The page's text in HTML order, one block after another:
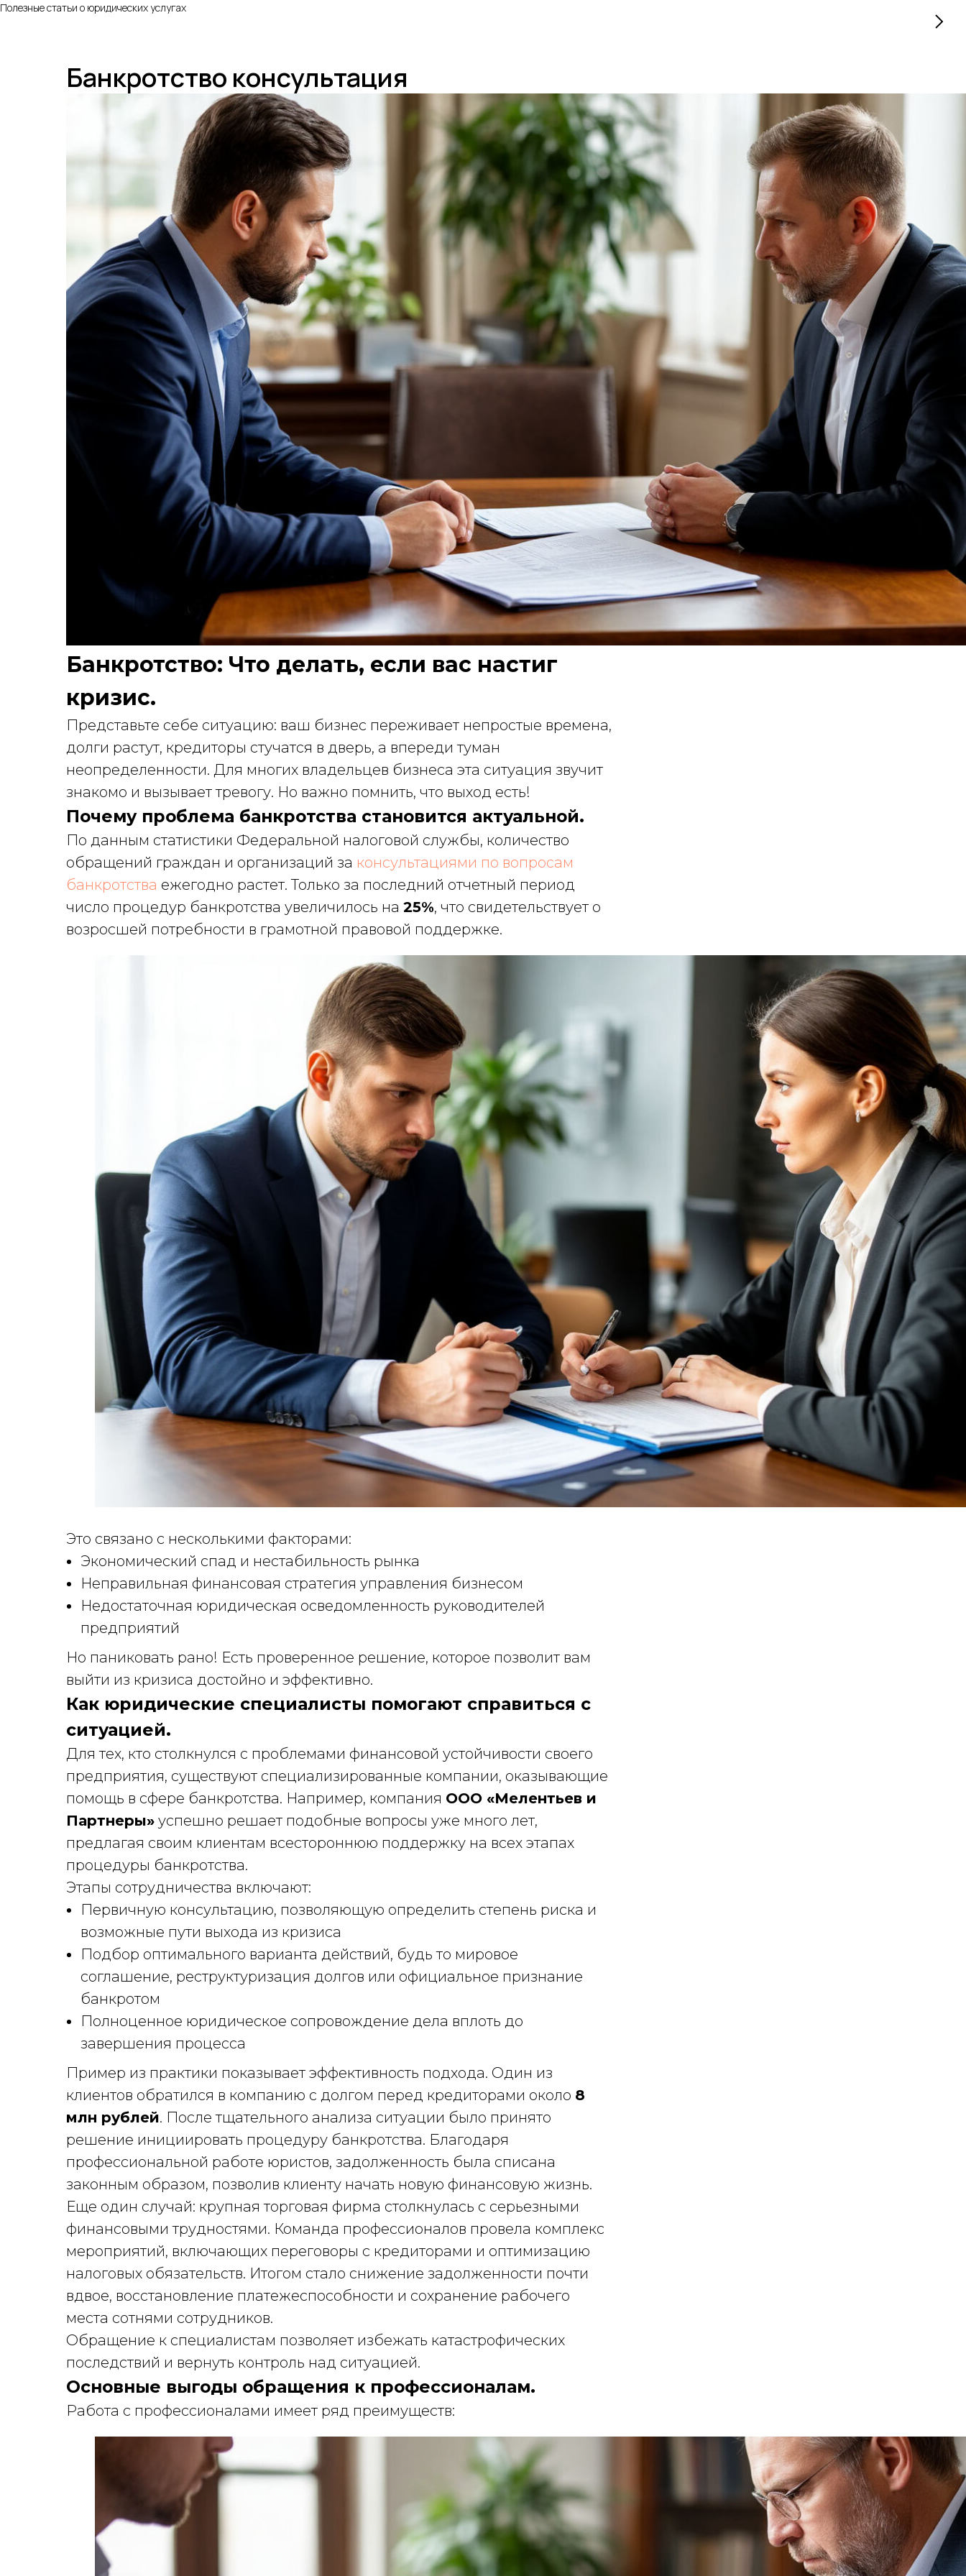
Полезные статьи о юридических услугах
Банкротство консультация
Банкротство: Что делать, если вас настиг
кризис.
Представьте себе ситуацию: ваш бизнес переживает непростые времена,
долги растут, кредиторы стучатся в дверь, а впереди туман
неопределенности. Для многих владельцев бизнеса эта ситуация звучит
знакомо и вызывает тревогу. Но важно помнить, что выход есть!
Почему проблема банкротства становится актуальной.
По данным статистики Федеральной налоговой службы, количество
обращений граждан и организаций за консультациями по вопросам
банкротства ежегодно растет. Только за последний отчетный период
число процедур банкротства увеличилось на 25%, что свидетельствует о
возросшей потребности в грамотной правовой поддержке.
Это связано с несколькими факторами:
Экономический спад и нестабильность рынка
Неправильная финансовая стратегия управления бизнесом
Недостаточная юридическая осведомленность руководителей
предприятий
Но паниковать рано! Есть проверенное решение, которое позволит вам
выйти из кризиса достойно и эффективно.
Как юридические специалисты помогают справиться с
ситуацией.
Для тех, кто столкнулся с проблемами финансовой устойчивости своего
предприятия, существуют специализированные компании, оказывающие
помощь в сфере банкротства. Например, компания ООО «Мелентьев и
Партнеры» успешно решает подобные вопросы уже много лет,
предлагая своим клиентам всестороннюю поддержку на всех этапах
процедуры банкротства.
Этапы сотрудничества включают:
Первичную консультацию, позволяющую определить степень риска и
возможные пути выхода из кризиса
Подбор оптимального варианта действий, будь то мировое
соглашение, реструктуризация долгов или официальное признание
банкротом
Полноценное юридическое сопровождение дела вплоть до
завершения процесса
Пример из практики показывает эффективность подхода. Один из
клиентов обратился в компанию с долгом перед кредиторами около 8
млн рублей. После тщательного анализа ситуации было принято
решение инициировать процедуру банкротства. Благодаря
профессиональной работе юристов, задолженность была списана
законным образом, позволив клиенту начать новую финансовую жизнь.
Еще один случай: крупная торговая фирма столкнулась с серьезными
финансовыми трудностями. Команда профессионалов провела комплекс
мероприятий, включающих переговоры с кредиторами и оптимизацию
налоговых обязательств. Итогом стало снижение задолженности почти
вдвое, восстановление платежеспособности и сохранение рабочего
места сотнями сотрудников.
Обращение к специалистам позволяет избежать катастрофических
последствий и вернуть контроль над ситуацией.
Основные выгоды обращения к профессионалам.
Работа с профессионалами имеет ряд преимуществ: